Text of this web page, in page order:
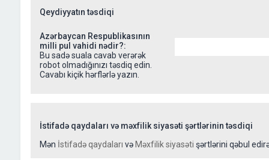
Qeydiyyatın təsdiqi
Azərbaycan Respublikasının
milli pul vahidi nədir?:
Bu sadə suala cavab verərək
robot olmadığınızı təsdiq edin.
Cavabı kiçik hərflərlə yazın.
İstifadə qaydaları və məxfilik siyasəti şərtlərinin təsdiqi
Mən İstifadə qaydaları və Məxfilik siyasəti şərtlərini qəbul